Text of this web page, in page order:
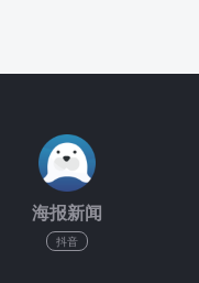
海报新闻
抖音